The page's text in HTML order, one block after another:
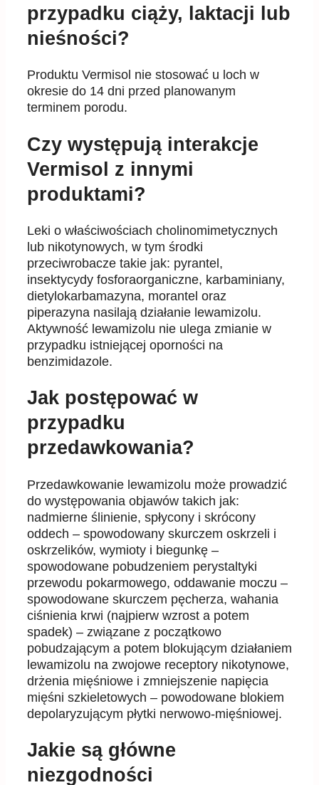
przypadku ciąży, laktacji lub
nieśności?
Produktu Vermisol nie stosować u loch w
okresie do 14 dni przed planowanym
terminem porodu.
Czy występują interakcje
Vermisol z innymi
produktami?
Leki o właściwościach cholinomimetycznych
lub nikotynowych, w tym środki
przeciwrobacze takie jak: pyrantel,
insektycydy fosforaorganiczne, karbaminiany,
dietylokarbamazyna, morantel oraz
piperazyna nasilają działanie lewamizolu.
Aktywność lewamizolu nie ulega zmianie w
przypadku istniejącej oporności na
benzimidazole.
Jak postępować w
przypadku
przedawkowania?
Przedawkowanie lewamizolu może prowadzić
do występowania objawów takich jak:
nadmierne ślinienie, spłycony i skrócony
oddech – spowodowany skurczem oskrzeli i
oskrzelików, wymioty i biegunkę –
spowodowane pobudzeniem perystaltyki
przewodu pokarmowego, oddawanie moczu –
spowodowane skurczem pęcherza, wahania
ciśnienia krwi (najpierw wzrost a potem
spadek) – związane z początkowo
pobudzającym a potem blokującym działaniem
lewamizolu na zwojowe receptory nikotynowe,
drżenia mięśniowe i zmniejszenie napięcia
mięśni szkieletowych – powodowane blokiem
depolaryzującym płytki nerwowo-mięśniowej.
Jakie są główne
niezgodności